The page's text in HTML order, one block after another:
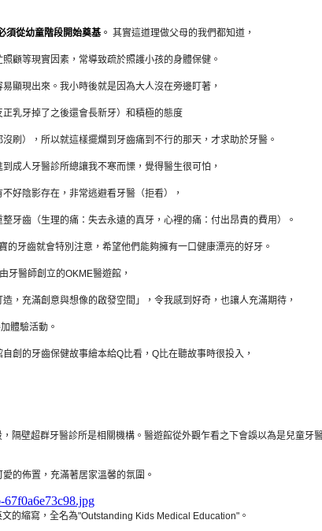
須從幼童階段開始奠基 。 其實這道理做父母的我們都知道，
顧等現實因素，常導致疏於照護小孩的身體保健。
顯現出來。 我小時後就是因為大人沒在旁邊盯著，
正乳牙掉了之後還會長新牙）和積極的態度
刷）， 所以就這樣擺爛到牙齒痛到不行的那天，才求助於牙醫。
到成人牙醫診所總讓我不寒而慄，覺得醫生很可怕，
好陰影存在， 非常逃避看牙醫（拒看），
牙齒（生理的痛： 失去永遠的真牙，心裡的痛：付出昂貴的費用）。
的牙齒就會特別注意， 希望他們能夠擁有一口健康漂亮的好牙。
牙醫師創立的OKME醫遊館，
，充滿創意與想像的啟發空間」， 令我感到好奇，也讓人充滿期待，
體驗活動。
創的牙齒保健故事繪本給Q比看， Q比在聽故事時很投入，
隔壁超群牙醫診所是相關機構。 醫遊館從外觀乍看之下會誤以為是兒童牙
的佈置， 充滿著居家溫馨的氛圍。
的縮寫，全名為"Outstanding Kids Medical Education"。